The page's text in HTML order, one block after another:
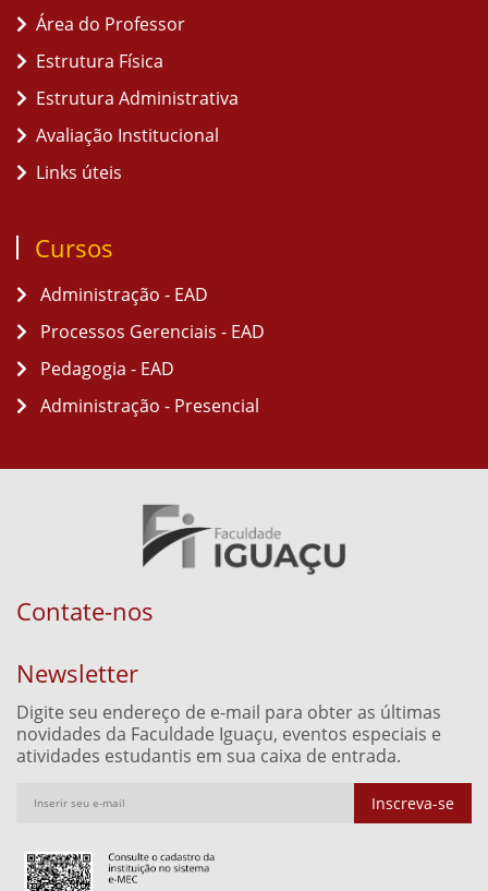
Área do Professor
Estrutura Física
Estrutura Administrativa
Avaliação Institucional
Links úteis
Cursos
Administração - EAD
Processos Gerenciais - EAD
Pedagogia - EAD
Administração - Presencial
Contate-nos
Newsletter
Digite seu endereço de e-mail para obter as últimas
novidades da Faculdade Iguaçu, eventos especiais e
atividades estudantis em sua caixa de entrada.
Inscreva-se